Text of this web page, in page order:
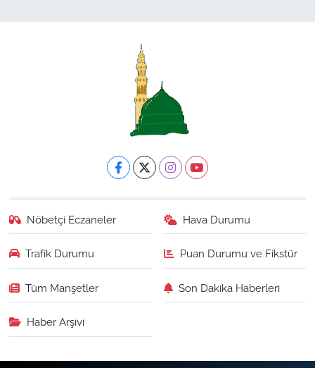
Nöbetçi Eczaneler Hava Durumu
Trafik Durumu Puan Durumu ve Fikstür
Tüm Manşetler Son Dakika Haberleri
Haber Arşivi